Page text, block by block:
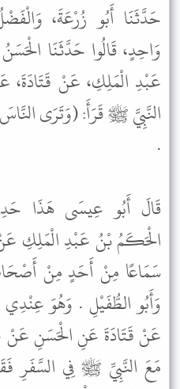
حَدَّثَنَا أَبُو زُرْعَةَ،
وَاحِدٍ، قَالُوا حَدَّثَنَا
عَبْدِ الْمَلِكِ، عَنْ
النَّبِيَّ ﷺ قَرَأَ: (وَتَرَى
.
قَالَ أَبُو عِيسَى هَذَا
الْحَكَمُ بْنُ عَبْدِ الْمَلِكِ عَنْ
سَمَاعًا مِنْ أَحَدٍ مِنْ
وَأَبُو الطُّفَيْلِ . وَهُوَ
عَنْ قَتَادَةَ عَنِ الْحَسَنِ
مَعَ النَّبِيِّ ﷺ فِي السَّفَرِ